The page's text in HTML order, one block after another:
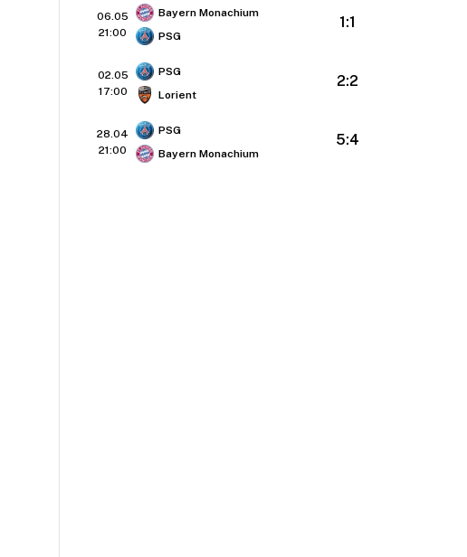
06.05
21:00
Bayern Monachium
PSG
1:1
02.05
17:00
PSG
Lorient
2:2
28.04
21:00
PSG
Bayern Monachium
5:4